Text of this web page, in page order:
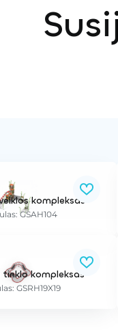
kompleksas
GSAH104
kompleksas
GSRH19X19